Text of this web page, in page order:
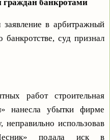
граждан банкротами
в арбитражный
суд признал
работ строительная
нанесла убытки фирме
неправильно использовав
подала иск в